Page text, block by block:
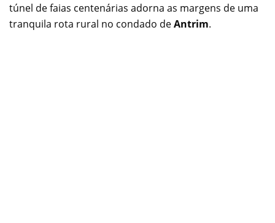
túnel de faias centenárias adorna as margens de uma
tranquila rota rural no condado deAntrim.